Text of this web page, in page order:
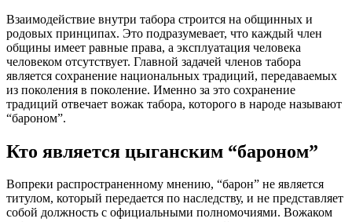
Взаимодействие внутри табора строится на общинных и
родовых принципах. Это подразумевает, что каждый член
общины имеет равные права, а эксплуатация человека
человеком отсутствует. Главной задачей членов табора
является сохранение национальных традиций, передаваемых
из поколения в поколение. Именно за это сохранение
традиций отвечает вожак табора, которого в народе называют
“бароном”.
Кто является цыганским “бароном”
Вопреки распространенному мнению, “барон” не является
титулом, который передается по наследству, и не представляет
собой должность с официальными полномочиями. Вожаком